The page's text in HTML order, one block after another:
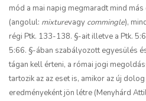
mód a mai napig megmaradt mind
(angolul: mixturevagy commingle),
régi Ptk. 133-138. §-ait illetve a Ptk.
5:66. §-ában szabályozott egyesülés
tágan kell érteni, a római jogi
tartozik az az eset is, amikor az új dolog
eredményeként jön létre (Menyhárd